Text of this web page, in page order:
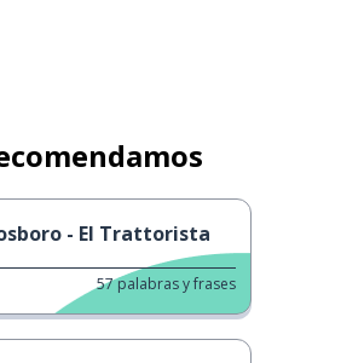
- El Trattorista
57palabras y frases